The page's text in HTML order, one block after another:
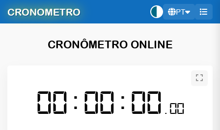
CRONOMETRO PT
CRONÔMETRO ONLINE
00:00:00 .00